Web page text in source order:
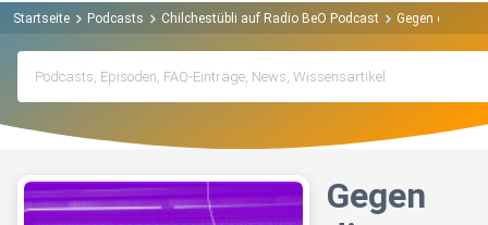
Startseite Podcasts Chilchestübli auf Radio BeO Podcast Gegen die
Gegen